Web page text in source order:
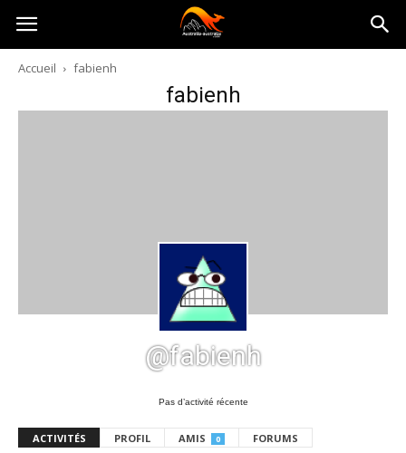
Australia-
australie.com
Accueil fabienh
fabienh
@fabienh
Pas d’activité récente
ACTIVITÉS PROFIL AMIS 0 FORUMS